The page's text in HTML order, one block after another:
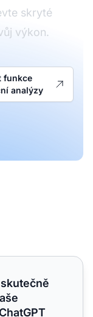
skryté
výkon.
funkce
analýzy
pro AI